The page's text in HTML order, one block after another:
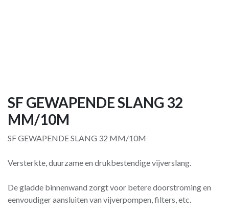
SF GEWAPENDE SLANG 32
MM/10M
SF GEWAPENDE SLANG 32 MM/10M
Versterkte, duurzame en drukbestendige vijverslang.
De gladde binnenwand zorgt voor betere doorstroming en
eenvoudiger aansluiten van vijverpompen, filters, etc.